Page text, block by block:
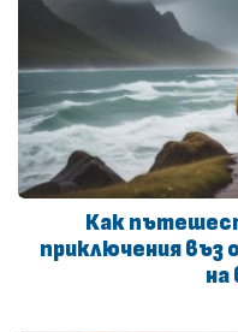
Как
приключения въз
на